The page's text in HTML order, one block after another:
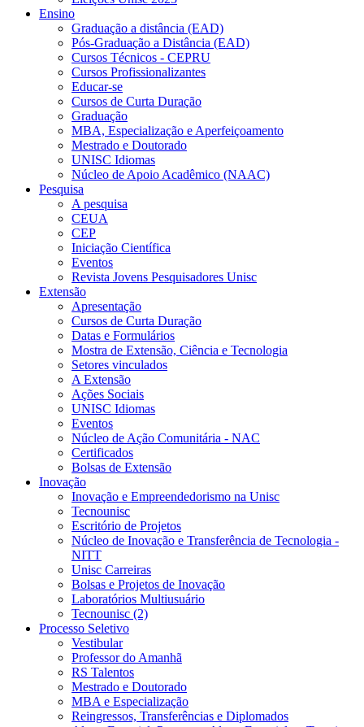
Ensino
Graduação a distância (EAD)
Pós-Graduação a Distância (EAD)
Cursos Técnicos - CEPRU
Cursos Profissionalizantes
Educar-se
Cursos de Curta Duração
Graduação
MBA, Especialização e Aperfeiçoamento
Mestrado e Doutorado
UNISC Idiomas
Núcleo de Apoio Acadêmico (NAAC)
Pesquisa
A pesquisa
CEUA
CEP
Iniciação Científica
Eventos
Revista Jovens Pesquisadores Unisc
Extensão
Apresentação
Cursos de Curta Duração
Datas e Formulários
Mostra de Extensão, Ciência e Tecnologia
Setores vinculados
A Extensão
Ações Sociais
UNISC Idiomas
Eventos
Núcleo de Ação Comunitária - NAC
Certificados
Bolsas de Extensão
Inovação
Inovação e Empreendedorismo na Unisc
Tecnounisc
Escritório de Projetos
Núcleo de Inovação e Transferência de Tecnologia -
NITT
Unisc Carreiras
Bolsas e Projetos de Inovação
Laboratórios Multiusuário
Tecnounisc (2)
Processo Seletivo
Vestibular
Professor do Amanhã
RS Talentos
Mestrado e Doutorado
MBA e Especialização
Reingressos, Transferências e Diplomados